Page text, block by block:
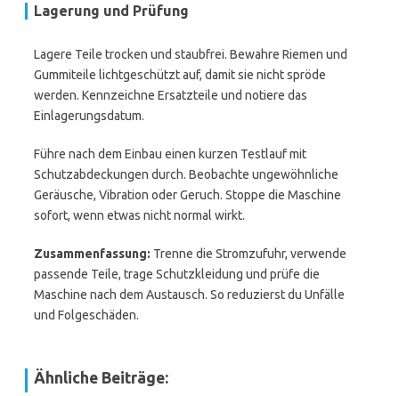
Lagerung und Prüfung
Lagere Teile trocken und staubfrei. Bewahre Riemen und
Gummiteile lichtgeschützt auf, damit sie nicht spröde
werden. Kennzeichne Ersatzteile und notiere das
Einlagerungsdatum.
Führe nach dem Einbau einen kurzen Testlauf mit
Schutzabdeckungen durch. Beobachte ungewöhnliche
Geräusche, Vibration oder Geruch. Stoppe die Maschine
sofort, wenn etwas nicht normal wirkt.
Zusammenfassung: Trenne die Stromzufuhr, verwende
passende Teile, trage Schutzkleidung und prüfe die
Maschine nach dem Austausch. So reduzierst du Unfälle
und Folgeschäden.
Ähnliche Beiträge: